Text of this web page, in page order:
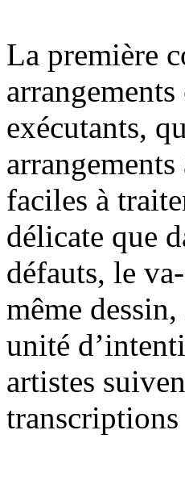
La première
exécutants,
faciles à
délicate que
défauts, le
même
unité
artistes